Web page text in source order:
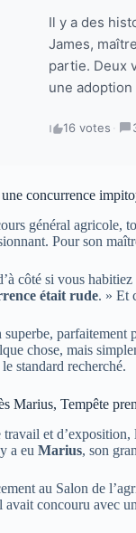
Il y a des
James,
partie. Deux
une
16 votes ·
concurrence
général agricole,
Pour son
côté si vous
était rude. » Et
parfaitement
chose, mais
standard recherché.
Marius, Tempête
et d’exposition,
a eu Marius, son
au Salon de
avait concouru avec